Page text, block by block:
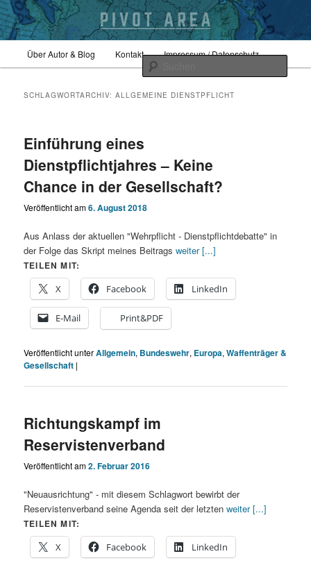
primären
springen
sekundären
springenpivotarea
HauptmenüÜber Autor & Blog Kontakt Impressum / Datenschutz
SCHLAGWORTARCHIV:ALLGEMEINE DIENSTPFLICHT
Einführung eines
Dienstpflichtjahres – Keine
Chance in der Gesellschaft?
Veröffentlicht am6. August 2018
Aus Anlass der aktuellen "Wehrpflicht - Dienstpflichtdebatte" in
der Folge das Skript meines Beitragsweiter [...]
TEILEN MIT:
X
Facebook LinkedIn
E-Mail Print&PDF
Veröffentlicht unterAllgemein, Bundeswehr, Europa,Waffenträger &
Gesellschaft |
Richtungskampf im
Reservistenverband
Veröffentlicht am2. Februar 2016
"Neuausrichtung" - mit diesem Schlagwort bewirbt der
Reservistenverband seine Agenda seit der letztenweiter [...]
TEILEN MIT:
X
Facebook LinkedIn